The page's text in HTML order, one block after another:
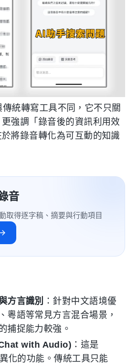
統轉寫工具不同，它不只關
強調「錄音後的資訊利用效
將錄音轉化為可互動的知識
音
取得逐字稿、摘要與行動項目
方言識別
：針對中文語境優
粵語等常見方言混合場景，
捕捉能力較強。
with Audio) ：這是
化的功能。傳統工具只能